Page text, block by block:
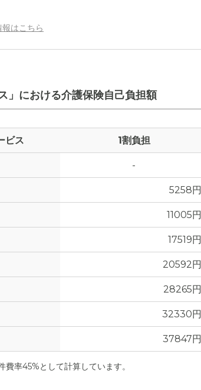
はこちら
」における介護保険自己負担額
ビス 1割負担
-
5258円
11005円
17519円
20592円
28265円
32330円
37847円
費率45%として計算しています。